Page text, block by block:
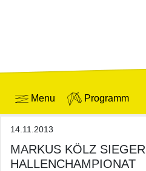
Menu Programm
14.11.2013
MARKUS KÖLZ
HALLENCHAMPIONAT